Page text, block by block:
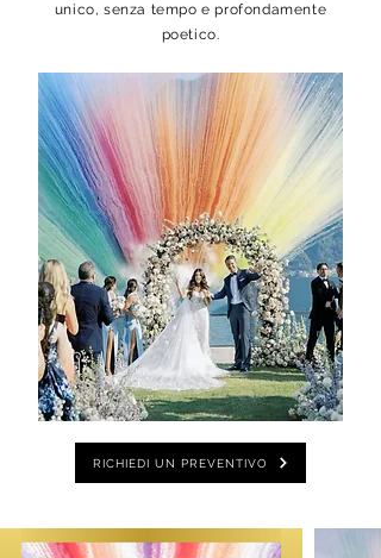
unico, senza tempo e profondamente
poetico.
RICHIEDI UN PREVENTIVO